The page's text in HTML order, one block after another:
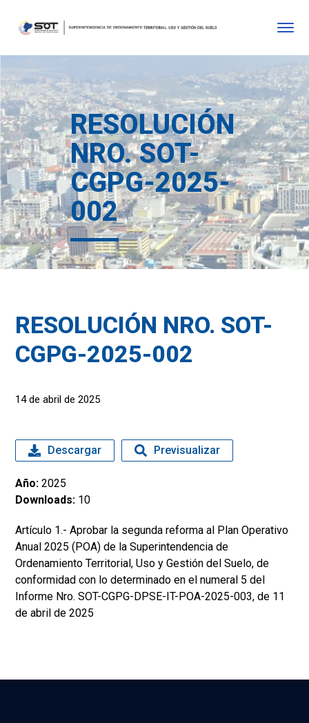
RESOLUCIÓN
NRO. SOT-
CGPG-2025-
002
RESOLUCIÓN NRO. SOT-
CGPG-2025-002
14 de abril de 2025
Artículo 1.- Aprobar la segunda reforma al Plan Operativo
Anual 2025 (POA) de la Superintendencia de
Ordenamiento Territorial, Uso y Gestión del Suelo, de
conformidad con lo determinado en el numeral 5 del
Informe Nro. SOT-CGPG-DPSE-IT-POA-2025-003, de 11
de abril de 2025
Descargar Previsualizar
Año: 2025
Downloads: 10